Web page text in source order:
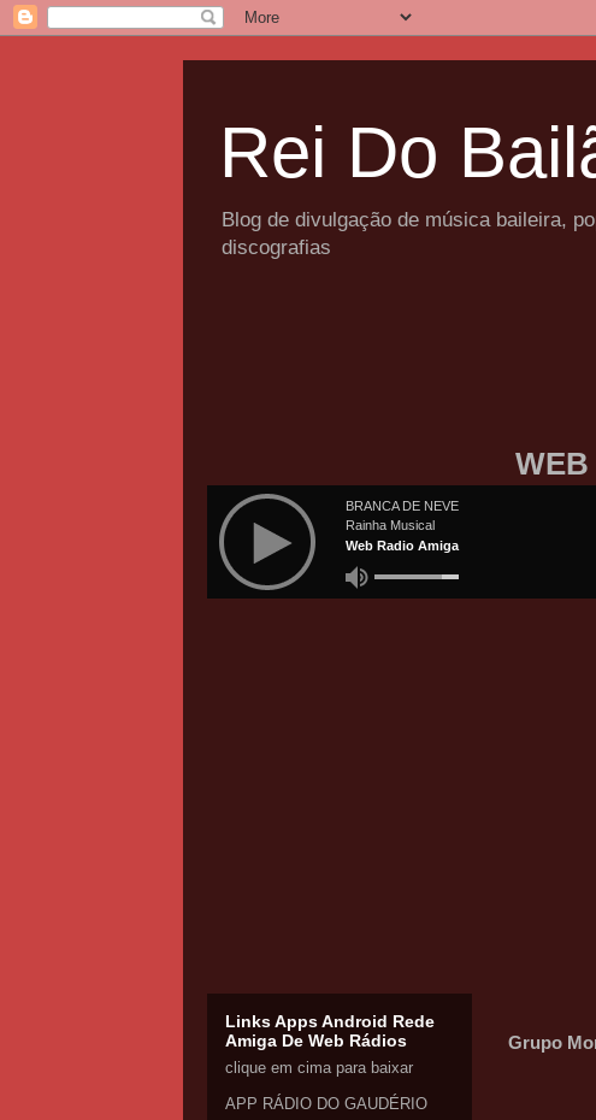
Rei Do
Blog de divulgação de música baileira,
discografias
Grupo
Links Apps Android Rede
Amiga De Web Rádios
clique em cima para baixar
APP RÁDIO DO GAUDÉRIO